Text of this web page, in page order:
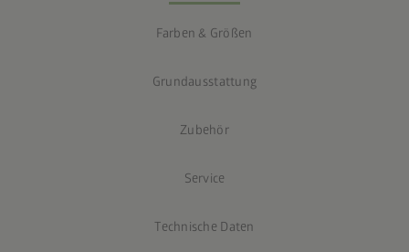
Farben & Größen
Grundausstattung
Zubehör
Service
Technische Daten